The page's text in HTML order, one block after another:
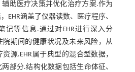
助医疗决策并优化治疗方案.作为
EHR涵盖了仪器读数、医疗程序、
记等信息.通过对EHR进行深入分
院期间的健康状况及未来风险，从
源.EHR属于典型的混合型数据，
部分.结构化数据包括生命体征、